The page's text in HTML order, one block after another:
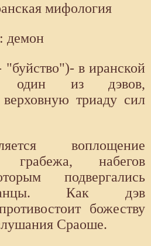
мифология
демон
в иранской
один из дэвов,
триаду сил
воплощение
грабежа, набегов
подвергались
Как дэв
божеству
Сраоше.